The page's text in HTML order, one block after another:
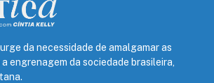
da necessidade de amalgamar as
engrenagem da sociedade brasileira,